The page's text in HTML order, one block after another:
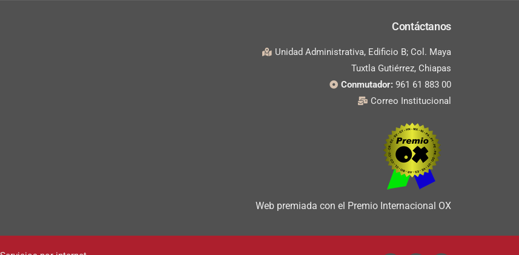
Contáctanos
Unidad Administrativa, Edificio B; Col. Maya
Tuxtla Gutiérrez, Chiapas
Conmutador: 961 61 883 00
Correo Institucional
Web premiada con el Premio Internacional OX